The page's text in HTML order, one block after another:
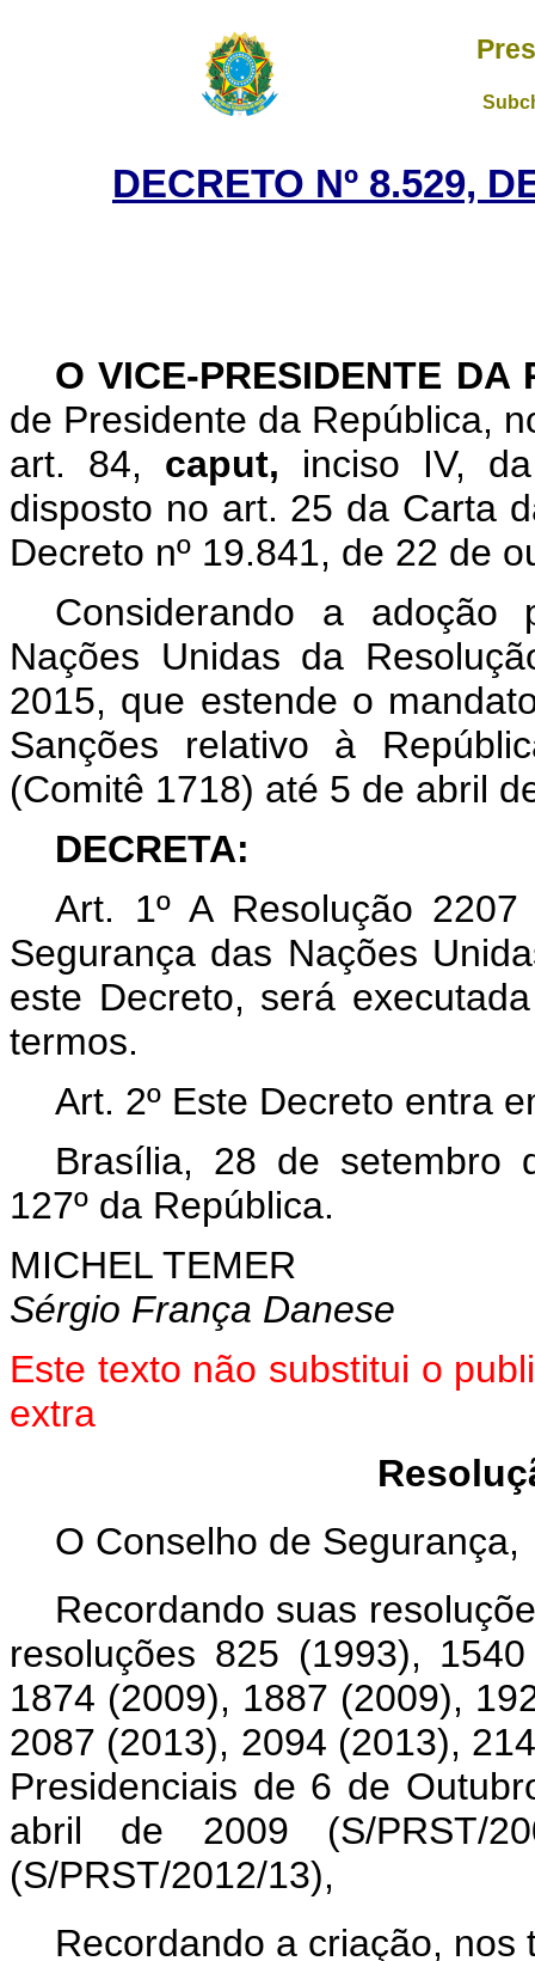
DECRETO Nº 8.529,
O VICE-PRESIDENTE
de Presidente da República,
art. 84, caput, inciso IV,
disposto no art. 25 da Carta
Decreto nº 19.841, de 22 de
Considerando a adoção
Nações Unidas da
2015, que estende o
Sanções relativo à
(Comitê 1718) até 5 de abril
DECRETA:
Art. 1º A Resolução
Segurança das Nações
este Decreto, será
termos.
Art. 2º Este Decreto entra
Brasília, 28 de setembro
127º da República.
MICHEL TEMER
Sérgio França Danese
Este texto não substitui o
extra
O Conselho de Segurança,
Recordando suas
resoluções 825 (1993),
1874 (2009), 1887 (2009),
2087 (2013), 2094 (2013),
Presidenciais de 6 de
abril de 2009 (S/
(S/PRST/2012/13),
Recordando a criação,